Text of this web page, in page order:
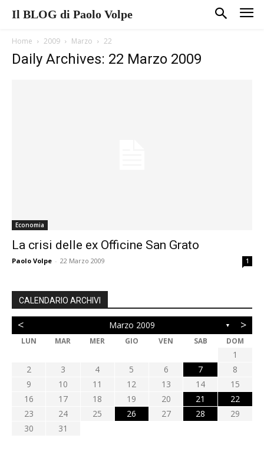
Il BLOG di Paolo Volpe
Home 2009 Marzo 22
Daily Archives: 22 Marzo 2009
Economia
La crisi delle ex Officine San Grato
Paolo Volpe - 22 Marzo 2009 1
CALENDARIO ARCHIVI
< Marzo 2009 ▼ >
LUN MAR MER GIO VEN SAB DOM
1
2
3 4 5 6 7
8
9
10 11 12 13 14
15
16
17 18 19 20 21
22
23
24 25 26 27 28
29
30
31